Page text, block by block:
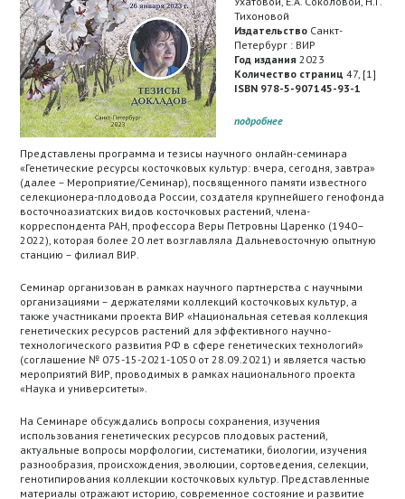
Тихоновой
Издательство Санкт-
Петербург : ВИР
Год издания 2023
Количество страниц 47, [1]
ISBN 978-5-907145-93-1
подробнее
Представлены программа и тезисы научного онлайн-семинара
«Генетические ресурсы косточковых культур: вчера, сегодня, завтра»
(далее – Мероприятие/Семинар), посвященного памяти известного
селекционера-плодовода России, создателя крупнейшего генофонда
восточноазиатских видов косточковых растений, члена-
корреспондента РАН, профессора Веры Петровны Царенко (1940–
2022), которая более 20 лет возглавляла Дальневосточную опытную
станцию – филиал ВИР.
Семинар организован в рамках научного партнерства с научными
организациями – держателями коллекций косточковых культур, а
также участниками проекта ВИР «Национальная сетевая коллекция
генетических ресурсов растений для эффективного научно-
технологического развития РФ в сфере генетических технологий»
(соглашение № 075-15-2021-1050 от 28.09.2021) и является частью
мероприятий ВИР, проводимых в рамках национального проекта
«Наука и университеты».
На Семинаре обсуждались вопросы сохранения, изучения
использования генетических ресурсов плодовых растений,
актуальные вопросы морфологии, систематики, биологии, изучения
разнообразия, происхождения, эволюции, сортоведения, селекции,
генотипирования коллекции косточковых культур. Представленные
материалы отражают историю, современное состояние и развитие